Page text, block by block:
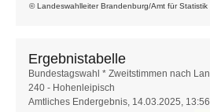
© Landeswahlleiter Brandenburg/Amt für Statistik
Ergebnistabelle
Ergebnistabelle
Bundestagswahl * Zweitstimmen nach
240 - Hohenleipisch
Amtliches Endergebnis, 14.03.2025,